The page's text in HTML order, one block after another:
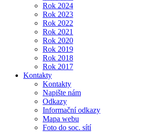
Rok 2024
Rok 2023
Rok 2022
Rok 2021
Rok 2020
Rok 2019
Rok 2018
Rok 2017
Kontakty
Kontakty
Napište nám
Odkazy
Informační odkazy
Mapa webu
Foto do soc. sítí